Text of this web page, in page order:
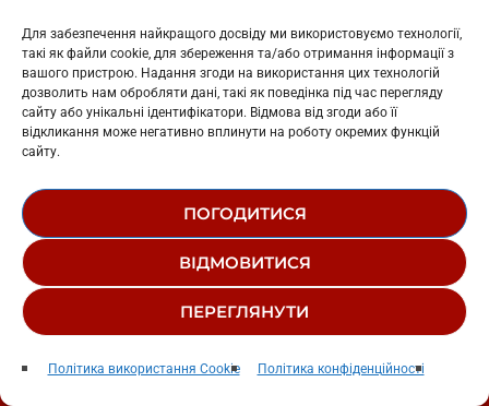
Для забезпечення найкращого досвіду ми використовуємо технології,
такі як файли cookie, для збереження та/або отримання інформації з
вашого пристрою. Надання згоди на використання цих технологій
дозволить нам обробляти дані, такі як поведінка під час перегляду
сайту або унікальні ідентифікатори. Відмова від згоди або її
відкликання може негативно вплинути на роботу окремих функцій
сайту.
ПОГОДИТИСЯ
ВІДМОВИТИСЯ
ПЕРЕГЛЯНУТИ
Політика використання Cookie Політика конфіденційності
play_arrow
Hate That I Made You Love Me
Стася Ровінська© facebook.com/photo.php?fbid=
Богдан Юсипчук (актор):